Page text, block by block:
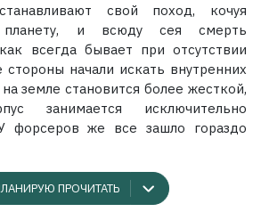
свой поход, кочуя
и всюду сея смерть
всегда бывает при отсутствии
начали искать внутренних
земле становится более жесткой,
занимается исключительно
форсеров же все зашло гораздо
ПРОЧИТАТЬ